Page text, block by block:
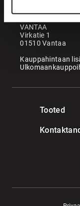
Tooted
VANTAA
Virkatie 1
01510 Vantaa
Kauppahintaan